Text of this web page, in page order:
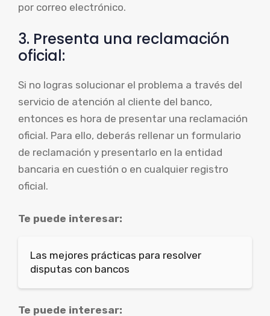
por correo electrónico.
3. Presenta una reclamación
oficial:
Si no logras solucionar el problema a través del
servicio de atención al cliente del banco,
entonces es hora de presentar una reclamación
oficial. Para ello, deberás rellenar un formulario
de reclamación y presentarlo en la entidad
bancaria en cuestión o en cualquier registro
oficial.
Te puede interesar:
Las mejores prácticas para resolver
disputas con bancos
Te puede interesar: